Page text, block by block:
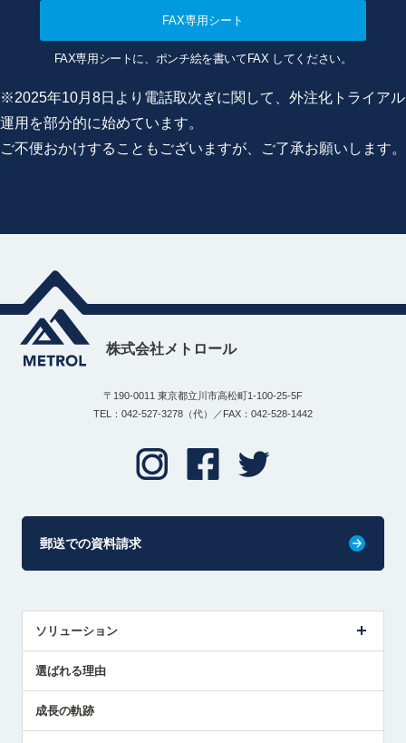
FAX専用シート
FAX専用シートに、ポンチ絵を書いてFAX してください。
※2025年10月8日より電話取次ぎに関して、外注化トライアル
運用を部分的に始めています。
ご不便おかけすることもございますが、ご了承お願いします。
株式会社メトロール
〒190-0011 東京都立川市高松町1-100-25-5F
TEL：042-527-3278（代）／FAX：042-528-1442
郵送での資料請求
ソリューション
解決策提案
選ばれる理由
成長の軌跡